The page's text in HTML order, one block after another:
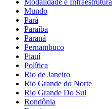
Modalidade e Infraestrutura
Mundo
Pará
Paraíba
Paraná
Pernambuco
Piauí
Política
Rio de Janeiro
Rio Grande do Norte
Rio Grande Do Sul
Rondônia